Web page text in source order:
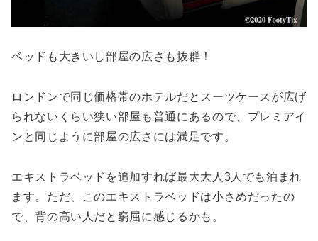
ベッドも大きいし部屋の広さも抜群！
ロンドンで同じ価格帯のホテルだとスーツケースが広げ
られないくらい狭い部屋も普通にあるので、プレミアイ
ンと同じように部屋の広さには満足です。
エキストラベッドを追加すれば最大大人3人でも泊まれ
ます。ただ、このエキストラベッドは小さめだったの
で、背の高い人だと窮屈に感じるかも。